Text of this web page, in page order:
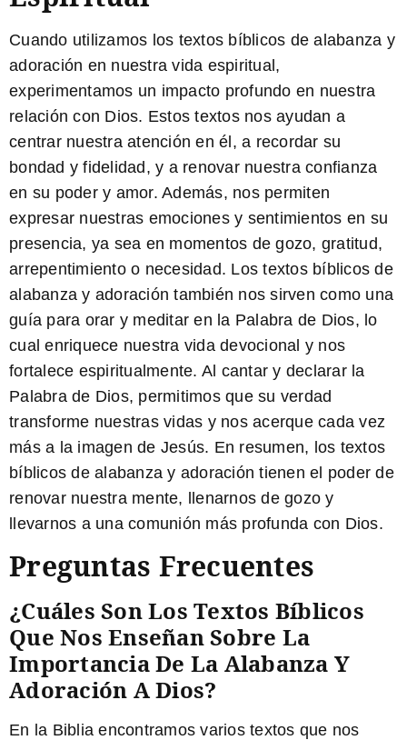
Cuando utilizamos los textos bíblicos de alabanza y
adoración en nuestra vida espiritual,
experimentamos un impacto profundo en nuestra
relación con Dios. Estos textos nos ayudan a
centrar nuestra atención en él, a recordar su
bondad y fidelidad, y a renovar nuestra confianza
en su poder y amor. Además, nos permiten
expresar nuestras emociones y sentimientos en su
presencia, ya sea en momentos de gozo, gratitud,
arrepentimiento o necesidad. Los textos bíblicos de
alabanza y adoración también nos sirven como una
guía para orar y meditar en la Palabra de Dios, lo
cual enriquece nuestra vida devocional y nos
fortalece espiritualmente. Al cantar y declarar la
Palabra de Dios, permitimos que su verdad
transforme nuestras vidas y nos acerque cada vez
más a la imagen de Jesús. En resumen, los textos
bíblicos de alabanza y adoración tienen el poder de
renovar nuestra mente, llenarnos de gozo y
llevarnos a una comunión más profunda con Dios.
Preguntas Frecuentes
¿Cuáles Son Los Textos Bíblicos
Que Nos Enseñan Sobre La
Importancia De La Alabanza Y
Adoración A Dios?
En la Biblia encontramos varios textos que nos